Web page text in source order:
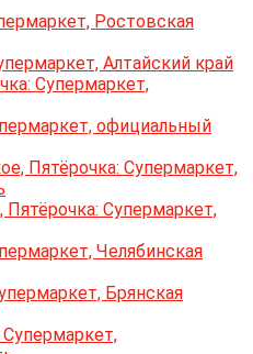
Ростовская
Алтайский край
Супермаркет,
официальный
Пятёрочка: Супермаркет,
Пятёрочка: Супермаркет,
Челябинская
Брянская